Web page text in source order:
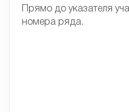
Прямо до указателя
номера ряда.